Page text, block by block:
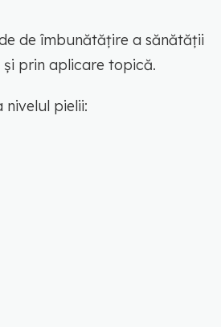
de îmbunătățire a sănătății
prin aplicare topică.
pielii: